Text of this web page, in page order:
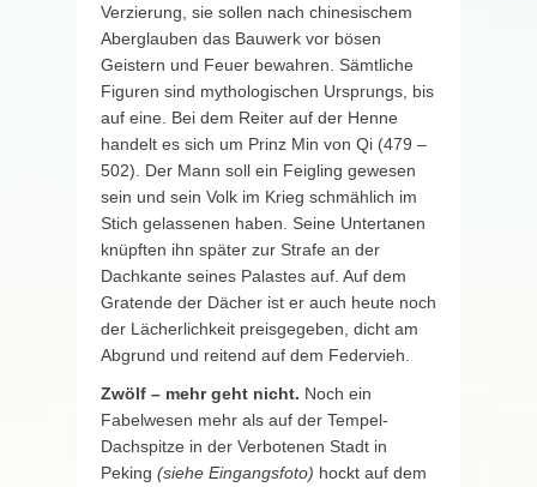
Verzierung, sie sollen nach chinesischem
Aberglauben das Bauwerk vor bösen
Geistern und Feuer bewahren. Sämtliche
Figuren sind mythologischen Ursprungs, bis
auf eine. Bei dem Reiter auf der Henne
handelt es sich um Prinz Min von Qi (479 –
502). Der Mann soll ein Feigling gewesen
sein und sein Volk im Krieg schmählich im
Stich gelassenen haben. Seine Untertanen
knüpften ihn später zur Strafe an der
Dachkante seines Palastes auf. Auf dem
Gratende der Dächer ist er auch heute noch
der Lächerlichkeit preisgegeben, dicht am
Abgrund und reitend auf dem Federvieh.
Zwölf – mehr geht nicht. Noch ein
Fabelwesen mehr als auf der Tempel-
Dachspitze in der Verbotenen Stadt in
Peking (siehe Eingangsfoto) hockt auf dem